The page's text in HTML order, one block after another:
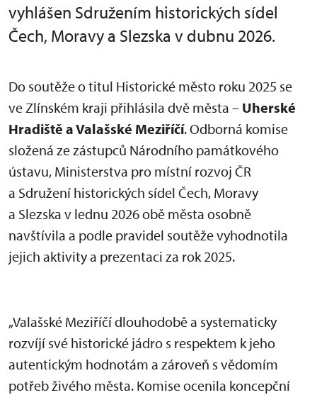
vyhlášen Sdružením historických sídel
Čech, Moravy a Slezska v dubnu 2026.
Do soutěže o titul Historické město roku 2025 se
ve Zlínském kraji přihlásila dvě města – Uherské
Hradiště a Valašské Meziříčí. Odborná komise
složená ze zástupců Národního památkového
ústavu, Ministerstva pro místní rozvoj ČR
a Sdružení historických sídel Čech, Moravy
a Slezska v lednu 2026 obě města osobně
navštívila a podle pravidel soutěže vyhodnotila
jejich aktivity a prezentaci za rok 2025.
„Valašské Meziříčí dlouhodobě a systematicky
rozvíjí své historické jádro s respektem k jeho
autentickým hodnotám a zároveň s vědomím
potřeb živého města. Komise ocenila koncepční